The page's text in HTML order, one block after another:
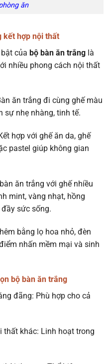
ăn
kết hợp nội thất
của bộ bàn ăn trắng là
nhiều phong cách nội thất
ăn trắng đi cùng ghế màu
sự nhẹ nhàng, tinh tế.
hợp với ghế ăn da, ghế
pastel giúp không gian
ăn trắng với ghế nhiều
mint, vàng nhạt, hồng
sức sống.
bằng lọ hoa nhỏ, đèn
nhấn mềm mại và sinh
bộ bàn ăn trắng
đãng: Phù hợp cho cả
thất khác: Linh hoạt trong